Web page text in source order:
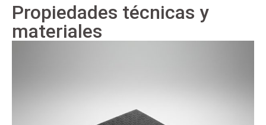
Propiedades técnicas y
materiales